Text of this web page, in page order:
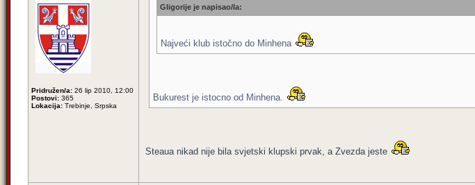
Pridružen/a: 26 lip 2010, 12:00
Postovi: 365
Lokacija: Trebinje, Srpska
Gligorije je napisao/la:
Najveći klub istočno do Minhena
Bukurest je istocno od Minhena.
Steaua nikad nije bila svjetski klupski prvak, a Zvezda jeste